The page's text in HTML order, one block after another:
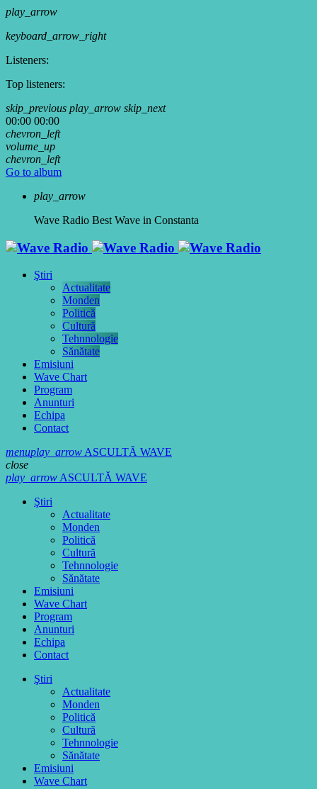
play_arrow
keyboard_arrow_right
Listeners:
Top listeners:
skip_previous play_arrow skip_next
00:00 00:00
chevron_left
volume_up
chevron_left
Go to album
play_arrow
Wave Radio Best Wave in Constanta
Ştiri
Actualitate
Monden
Politică
Cultură
Tehnnologie
Sănătate
Emisiuni
Wave Chart
Program
Anunturi
Echipa
Contact
menuplay_arrowASCULTĂ WAVE
close
play_arrowASCULTĂ WAVE
Ştiri
Actualitate
Monden
Politică
Cultură
Tehnnologie
Sănătate
Emisiuni
Wave Chart
Program
Anunturi
Echipa
Contact
Ştiri
Actualitate
Monden
Politică
Cultură
Tehnnologie
Sănătate
Emisiuni
Wave Chart